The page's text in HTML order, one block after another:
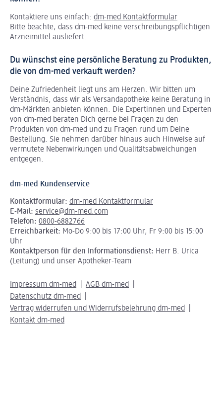
Kontaktiere uns einfach: dm-med Kontaktformular
Bitte beachte, dass dm-med keine verschreibungspflichtigen
Arzneimittel ausliefert.
Du wünschst eine persönliche Beratung zu Produkten,
die von dm-med verkauft werden?
Deine Zufriedenheit liegt uns am Herzen. Wir bitten um
Verständnis, dass wir als Versandapotheke keine Beratung in
dm-Märkten anbieten können. Die Expertinnen und Experten
von dm-med beraten Dich gerne bei Fragen zu den
Produkten von dm-med und zu Fragen rund um Deine
Bestellung. Sie nehmen darüber hinaus auch Hinweise auf
vermutete Nebenwirkungen und Qualitätsabweichungen
entgegen.
dm-med Kundenservice
Kontaktformular: dm-med Kontaktformular
E-Mail: service@dm-med.com
Telefon: 0800-6882766
Erreichbarkeit: Mo-Do 9:00 bis 17:00 Uhr, Fr 9:00 bis 15:00
Uhr
Kontaktperson für den Informationsdienst: Herr B. Urica
(Leitung) und unser Apotheker-Team
Impressum dm-med
AGB dm-med
Datenschutz dm-med
Vertrag widerrufen und Widerrufsbelehrung dm-med
Kontakt dm-med